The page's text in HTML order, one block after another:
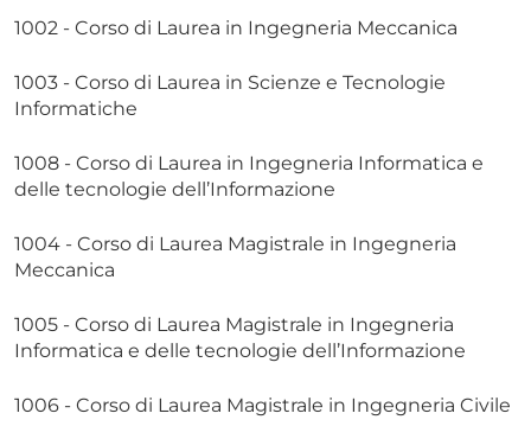
1002 - Corso di Laurea in Ingegneria Meccanica
1003 - Corso di Laurea in Scienze e Tecnologie
Informatiche
1008 - Corso di Laurea in Ingegneria Informatica e
delle tecnologie dell’Informazione
1004 - Corso di Laurea Magistrale in Ingegneria
Meccanica
1005 - Corso di Laurea Magistrale in Ingegneria
Informatica e delle tecnologie dell’Informazione
1006 - Corso di Laurea Magistrale in Ingegneria Civile